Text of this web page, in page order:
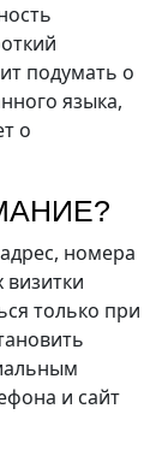
подумать о
языка,
о
номера
визитки
только при
и сайт